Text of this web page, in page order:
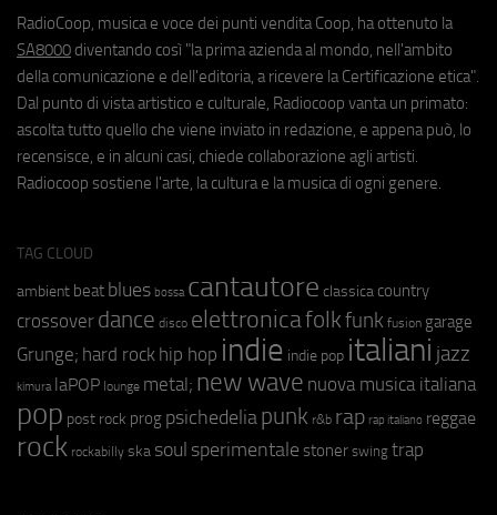
RadioCoop, musica e voce dei punti vendita Coop, ha ottenuto la
SA8000 diventando così "la prima azienda al mondo, nell'ambito
della comunicazione e dell'editoria, a ricevere la Certificazione etica".
Dal punto di vista artistico e culturale, Radiocoop vanta un primato:
ascolta tutto quello che viene inviato in redazione, e appena può, lo
recensisce, e in alcuni casi, chiede collaborazione agli artisti.
Radiocoop sostiene l'arte, la cultura e la musica di ogni genere.
TAG CLOUD
ambient beat blues bossa cantautore classica country
crossover dance disco elettronicafolkfunk fusion garage
Grunge; hard rock hip hop indie indie pop italiani jazz
kimura laPOP lounge metal; new wave nuova musica italiana
pop post rock prog psichedeliapunk r&b rap rap italiano reggae
rock rockabilly ska soul sperimentale stoner swing trap